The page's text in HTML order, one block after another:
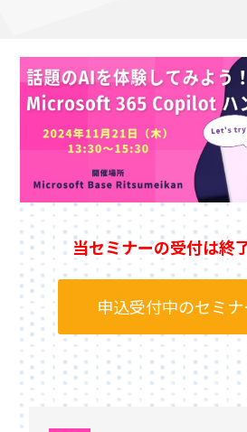
当セミナーの受付は終
申込受付中のセミ